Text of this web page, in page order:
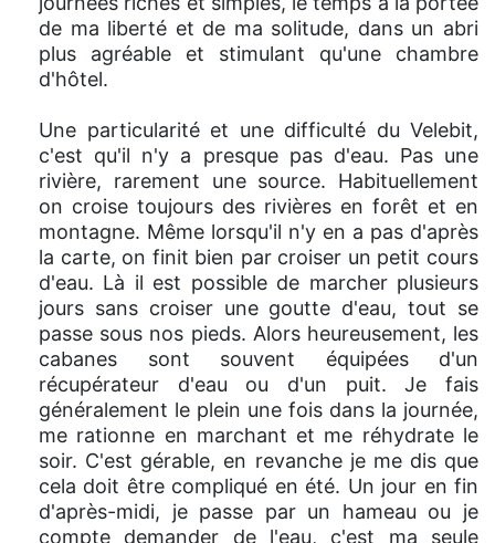
de ma liberté et de ma solitude, dans un abri
plus agréable et stimulant qu'une chambre
d'hôtel.
Une particularité et une difficulté du Velebit,
c'est qu'il n'y a presque pas d'eau. Pas une
rivière, rarement une source. Habituellement
on croise toujours des rivières en forêt et en
montagne. Même lorsqu'il n'y en a pas d'après
la carte, on finit bien par croiser un petit cours
d'eau. Là il est possible de marcher plusieurs
jours sans croiser une goutte d'eau, tout se
passe sous nos pieds. Alors heureusement, les
cabanes sont souvent équipées d'un
récupérateur d'eau ou d'un puit. Je fais
généralement le plein une fois dans la journée,
me rationne en marchant et me réhydrate le
soir. C'est gérable, en revanche je me dis que
cela doit être compliqué en été. Un jour en fin
d'après-midi, je passe par un hameau ou je
compte demander de l'eau, c'est ma seule